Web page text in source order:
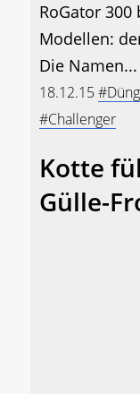
RoGator 300
Modellen:
Die Namen...
18.12.15
#Challenger
Kotte
Gülle-